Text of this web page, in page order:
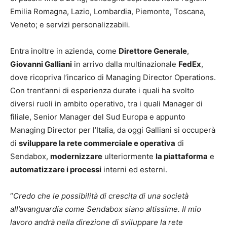
Emilia Romagna, Lazio, Lombardia, Piemonte, Toscana,
Veneto; e servizi personalizzabili.
Entra inoltre in azienda, come Direttore Generale,
Giovanni Galliani in arrivo dalla multinazionale FedEx,
dove ricopriva l’incarico di Managing Director Operations.
Con trent’anni di esperienza durate i quali ha svolto
diversi ruoli in ambito operativo, tra i quali Manager di
filiale, Senior Manager del Sud Europa e appunto
Managing Director per l’Italia, da oggi Galliani si occuperà
di sviluppare la rete commerciale e operativa di
Sendabox, modernizzare ulteriormente la piattaforma e
automatizzare i processi interni ed esterni.
“Credo che le possibilità di crescita di una società
all’avanguardia come Sendabox siano altissime. Il mio
lavoro andrà nella direzione di sviluppare la rete